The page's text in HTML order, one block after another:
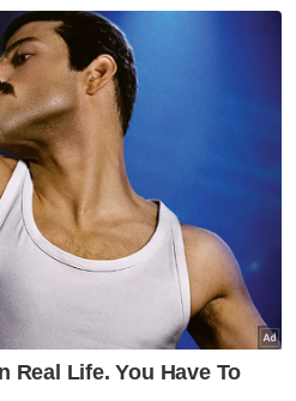
Covid-19 telah
awam dan swasta
beradaptasi bagi
aktiviti ekonomi
cabaran
tahap
majikan dan hak
pengangguran telah
peratus (Julai 2021)
pada Mei 2021 yang
kenaikan kadar ini
ekonomi yang